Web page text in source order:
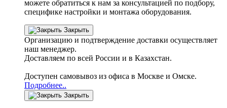
можете обратиться к нам за консультацией по подбору,
специфике настройки и монтажа оборудования.
Закрыть
Организацию и подтверждение доставки осуществляет
наш менеджер.
Доставляем по всей России и в Казахстан.
Доступен самовывоз из офиса в Москве и Омске.
Подробнее..
Закрыть